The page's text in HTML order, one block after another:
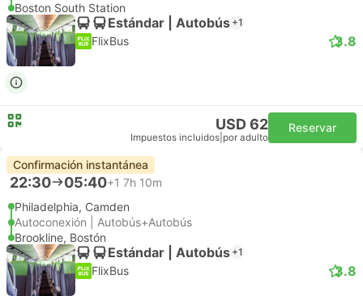
Boston South Station
Estándar | Autobús +1
FlixBus 3.8
USD 62
Impuestos incluidos por adulto
Reservar
Confirmación instantánea
22:30 05:40+1 7h 10m
Philadelphia, Camden
Autoconexión | Autobús+Autobús
Brookline, Bostón
Estándar | Autobús +1
FlixBus 3.8